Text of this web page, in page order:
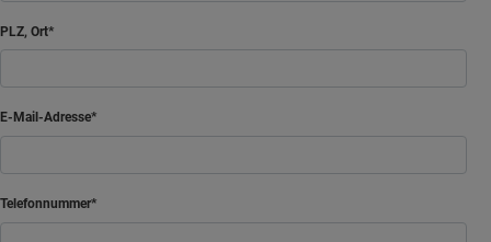
PLZ, Ort
E-Mail-Adresse
Telefonnummer